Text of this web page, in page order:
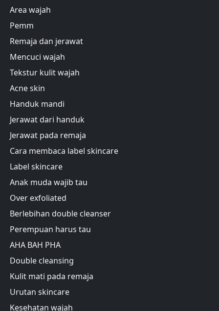
Area wajah
Pemm
Remaja dan jerawat
Mencuci wajah
Tekstur kulit wajah
Acne skin
Handuk mandi
Jerawat dari handuk
Jerawat pada remaja
Cara membaca label skincare
Label skincare
Anak muda wajib tau
Over exfoliated
Berlebihan double cleanser
Perempuan harus tau
AHA BAH PHA
Double cleansing
Kulit mati pada remaja
Urutan skincare
Kesehatan wajah